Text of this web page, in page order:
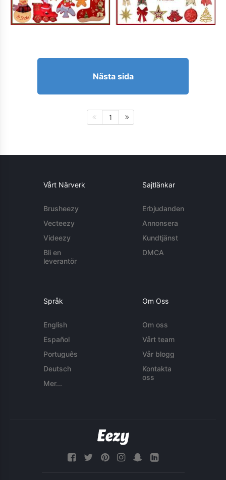
Nästa sida
1
Vårt Närverk
Brusheezy
Vecteezy
Videezy
Bli en
leverantör
Sajtlänkar
Erbjudanden
Annonsera
Kundtjänst
DMCA
Språk
English
Español
Português
Deutsch
Mer...
Om Oss
Om oss
Vårt team
Vår blogg
Kontakta
oss